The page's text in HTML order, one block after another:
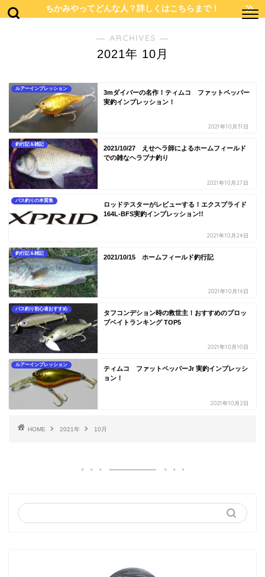
ちかみやってどんな人？詳しくはこちらまで！
― ARCHIVES ―
2021年 10月
ルアーインプレッション
3mダイバーの名作！ティムコ ファットペッパー
実釣インプレッション！
2021年10月31日
釣行記＆雑記
2021/10/27 えせヘラ師によるホームフィールド
での雑なヘラブナ釣り
2021年10月27日
バス釣りの本質集
ロッドテスターがレビューする！エクスプライド
164L-BFS実釣インプレッション!!
2021年10月24日
釣行記＆雑記
2021/10/15 ホームフィールド釣行記
2021年10月16日
バス釣り初心者おすすめ
タフコンデション時の救世主！おすすめのプロッ
プベイトランキング TOP5
2021年10月10日
ルアーインプレッション
ティムコ ファットペッパーJr 実釣インプレッシ
ョン！
2021年10月2日
HOME 2021年 10月